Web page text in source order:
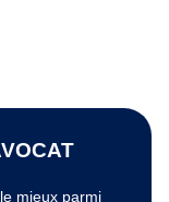
mieux parmi